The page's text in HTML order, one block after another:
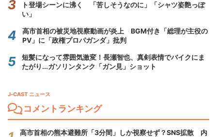
ト登場シーンに沸く 「苦しそうなのに」「シャツ姿艶っぽ
い」
高市首相の被災地視察動画が炎上 BGM付き「総理が主役の
PV」に「政権プロパガンダ」批判
短髪になって雰囲気激変！長瀬智也、真剣表情でバイクにま
たがり...ガソリンタンク「ガン見」ショット
J-CAST ニュース
コメントランキング
高市首相の熊本避難所「3分間」しか視察せず？SNS拡散 内